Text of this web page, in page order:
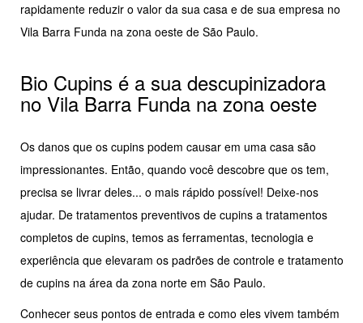
rapidamente reduzir o valor da sua casa e de sua empresa no
Vila Barra Funda na zona oeste de São Paulo.
Bio Cupins é a sua descupinizadora
no Vila Barra Funda na zona oeste
Os danos que os cupins podem causar em uma casa são
impressionantes. Então, quando você descobre que os tem,
precisa se livrar deles... o mais rápido possível! Deixe-nos
ajudar. De tratamentos preventivos de cupins a tratamentos
completos de cupins, temos as ferramentas, tecnologia e
experiência que elevaram os padrões de controle e tratamento
de cupins na área da zona norte em São Paulo.
Conhecer seus pontos de entrada e como eles vivem também